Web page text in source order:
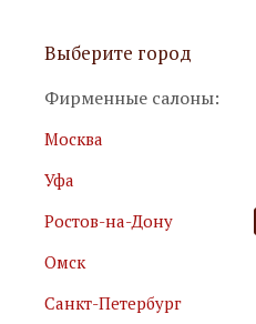
Персональные
Я принимаю
условия
Я соглашаюсь сполитикой
Выберите город
Фирменные салоны:
Москва
Уфа
Ростов-на-Дону
Омск
Санкт-Петербург